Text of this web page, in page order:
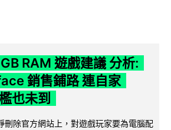
RAM 遊戲建議 分析:
銷售鋪路 連自家
也未到
除官方網站上，對遊戲玩家要為電腦配